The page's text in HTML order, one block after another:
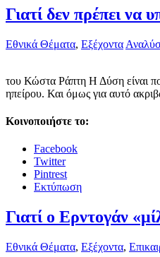
Γιατί δεν πρέπει να
Εθνικά Θέματα, Εξέχοντα
του Κώστα Ράπτη Η Δύση είναι
ηπείρου. Και όμως για αυτό
Κοινοποιήστε το:
Facebook
Twitter
Pintrest
Εκτύπωση
Γιατί ο Ερντογάν
Εθνικά Θέματα, Εξέχοντα,